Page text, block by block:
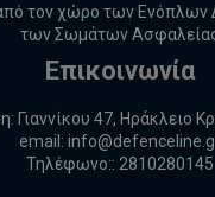
τον χώρο των Ενόπλων
των Σωμάτων
Επικοινωνία
Γιαννίκου 47, Ηράκλειο
email:
Τηλέφωνο:: 2810280145